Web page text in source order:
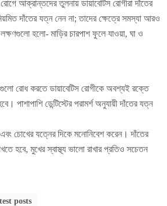
আক্রান্তদের তুলনায় ডায়াবেটিস রোগীরা দাঁতের
দাঁতের যত্ন নেন না; তাদের ক্ষেত্রে সমস্যা আরও
লক্ষণগুলো হলো- মাড়ির চারপাশ ফুলে যাওয়া, ঘা ও
রোধ করতে ডায়াবেটিস রোগীকে অবশ্যই রক্তে
পাশাপাশি ডেন্টিস্টের পরামর্শ অনুযায়ী দাঁতের যত্ন
এবং চোখের যত্নের দিকে মনোনিবেশ করেন। দাঁতের
হবে, মুখের স্বাস্থ্য ভালো রাখার প্রতিও সচেতন
posts